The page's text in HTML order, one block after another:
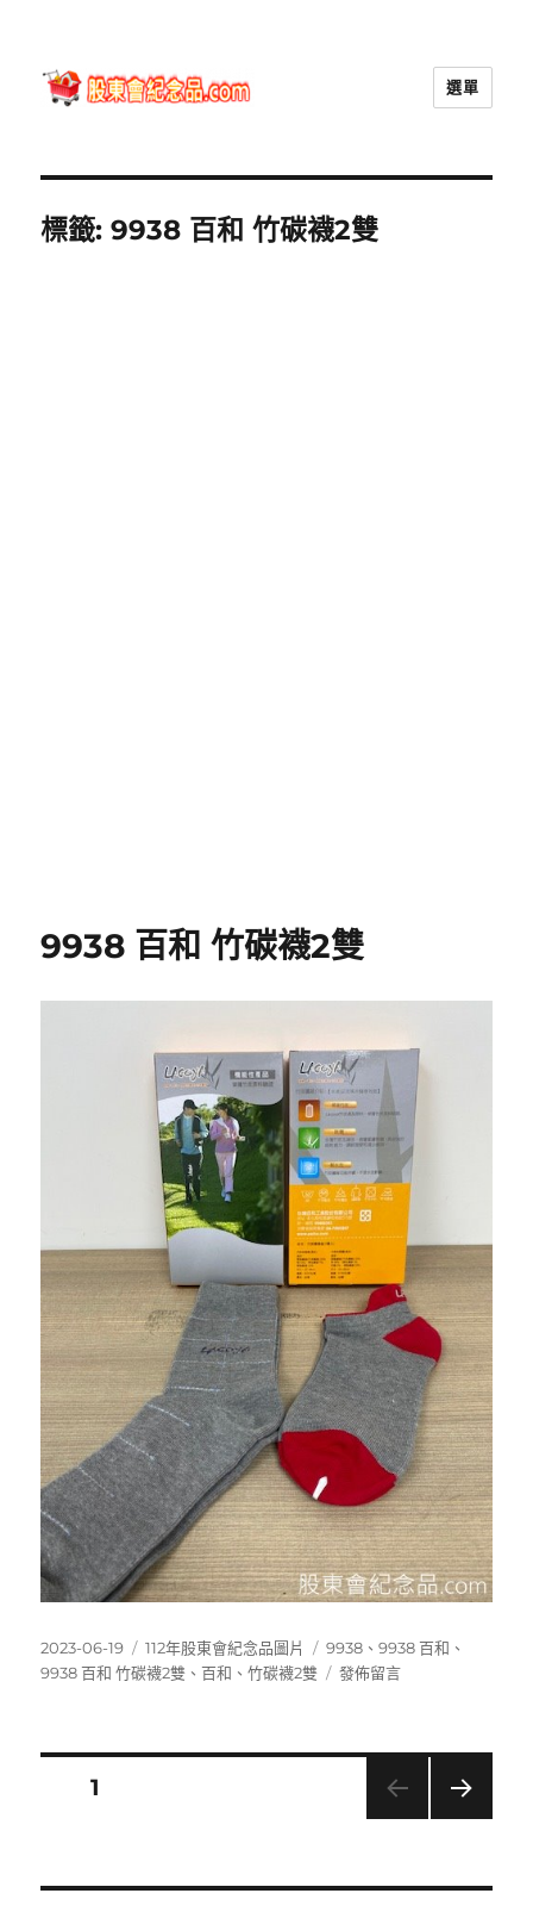
選單
標籤:9938 百和 竹碳襪2雙
9938 百和 竹碳襪2雙
發
佈
2023-06-19
分
類
112年股東會紀念品圖片
標
籤
9938 、9938 百和 、
9938 百和 竹碳襪2雙 、百和 、竹碳襪2雙
在
發佈留言
分
頁次1